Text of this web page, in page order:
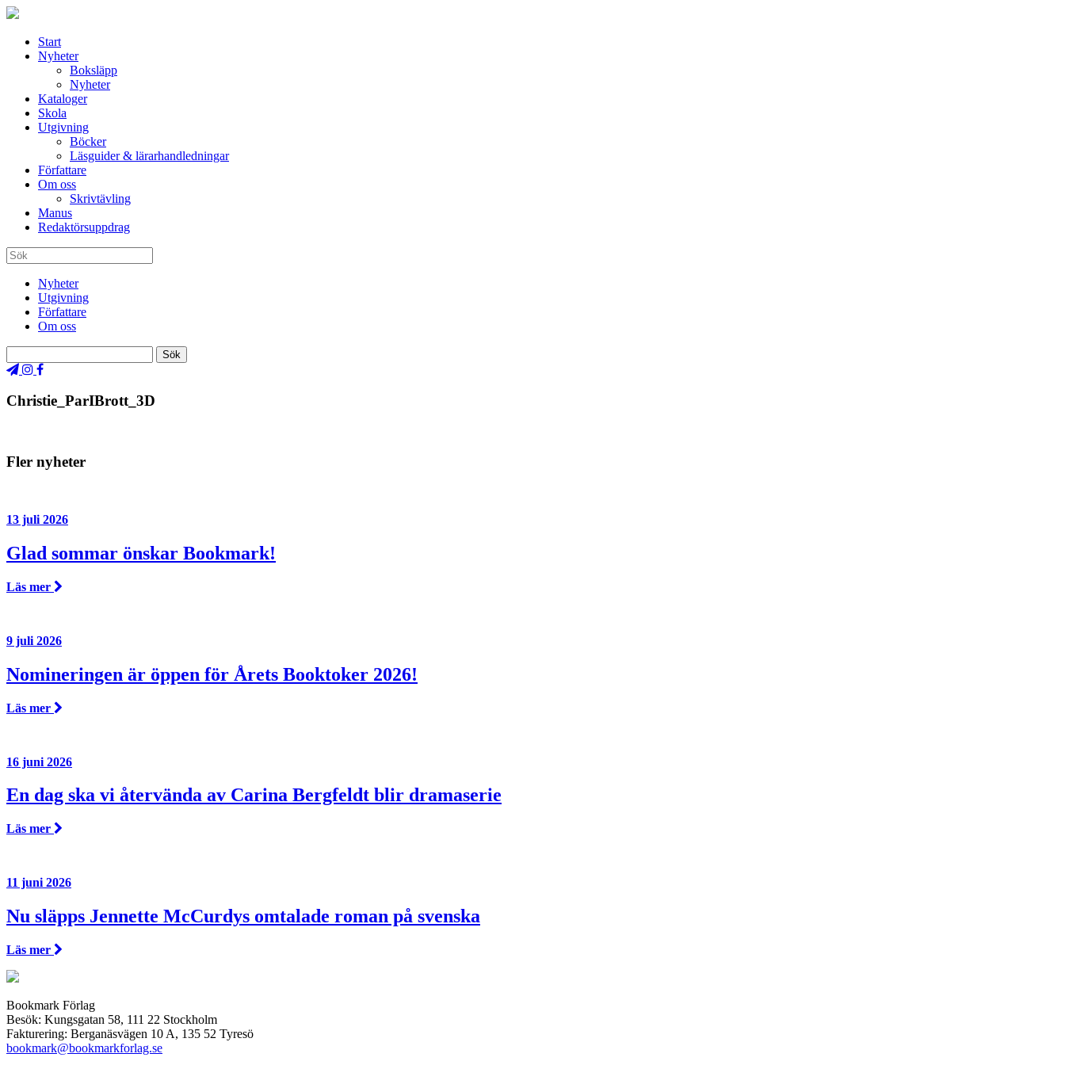
Start
Nyheter
Boksläpp
Nyheter
Kataloger
Skola
Utgivning
Böcker
Läsguider & lärarhandledningar
Författare
Om oss
Skrivtävling
Manus
Redaktörsuppdrag
Nyheter
Utgivning
Författare
Om oss
Christie_ParIBrott_3D
Fler nyheter
13 juli 2026
Glad sommar önskar Bookmark!
Läs mer
9 juli 2026
Nomineringen är öppen för Årets Booktoker 2026!
Läs mer
16 juni 2026
En dag ska vi återvända av Carina Bergfeldt blir dramaserie
Läs mer
11 juni 2026
Nu släpps Jennette McCurdys omtalade roman på svenska
Läs mer
Bookmark Förlag
Besök: Kungsgatan 58, 111 22 Stockholm
Fakturering: Berganäsvägen 10 A, 135 52 Tyresö
bookmark@bookmarkforlag.se